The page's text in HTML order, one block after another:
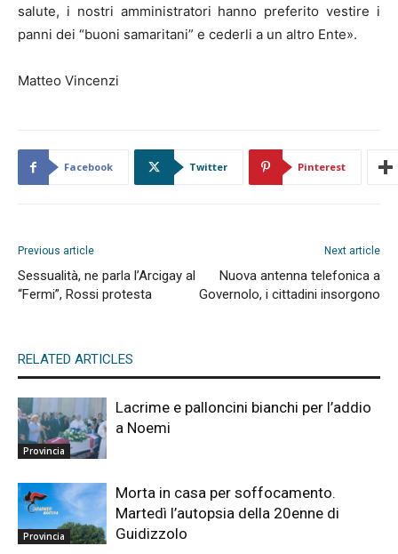
salute, i nostri amministratori hanno preferito vestire i
panni dei “buoni samaritani” e cederli a un altro Ente».
Matteo Vincenzi
Facebook Twitter Pinterest
Previous article
Sessualità, ne parla l’Arcigay al
“Fermi”, Rossi protesta
Next article
Nuova antenna telefonica a
Governolo, i cittadini insorgono
RELATED ARTICLES
Provincia
Lacrime e palloncini bianchi per l’addio
a Noemi
Provincia
Morta in casa per soffocamento.
Martedì l’autopsia della 20enne di
Guidizzolo